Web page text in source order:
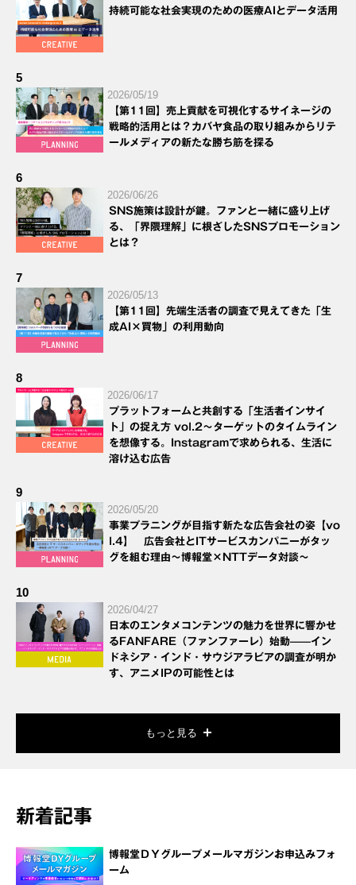
持続可能な社会実現のための医療AIとデータ活用
5
2026/05/19
【第11回】売上貢献を可視化するサイネージの
戦略的活用とは？カバヤ食品の取り組みからリテ
ールメディアの新たな勝ち筋を探る
6
2026/06/26
SNS施策は設計が鍵。ファンと一緒に盛り上げ
る、「界隈理解」に根ざしたSNSプロモーション
とは？
7
2026/05/13
【第11回】先端生活者の調査で見えてきた「生
成AI×買物」の利用動向
8
2026/06/17
プラットフォームと共創する「生活者インサイ
ト」の捉え方 vol.2～ターゲットのタイムライン
を想像する。Instagramで求められる、生活に
溶け込む広告
9
2026/05/20
事業プラニングが目指す新たな広告会社の姿【vo
l.4】 広告会社とITサービスカンパニーがタッ
グを組む理由～博報堂×NTTデータ対談～
10
2026/04/27
日本のエンタメコンテンツの魅力を世界に響かせ
るFANFARE（ファンファーレ）始動——イン
ドネシア・インド・サウジアラビアの調査が明か
す、アニメIPの可能性とは
もっと見る
新着記事
博報堂ＤＹグループメールマガジンお申込みフォ
ーム